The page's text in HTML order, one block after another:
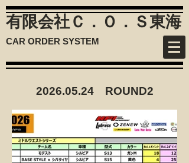
有限会社Ｃ．Ｏ．Ｓ東海
CAR ORDER SYSTEM
2026.05.24ROUND2